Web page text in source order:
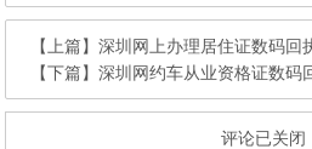
【上篇】深圳网上办理居住证数码回
【下篇】深圳网约车从业资格证数码
评论已关闭